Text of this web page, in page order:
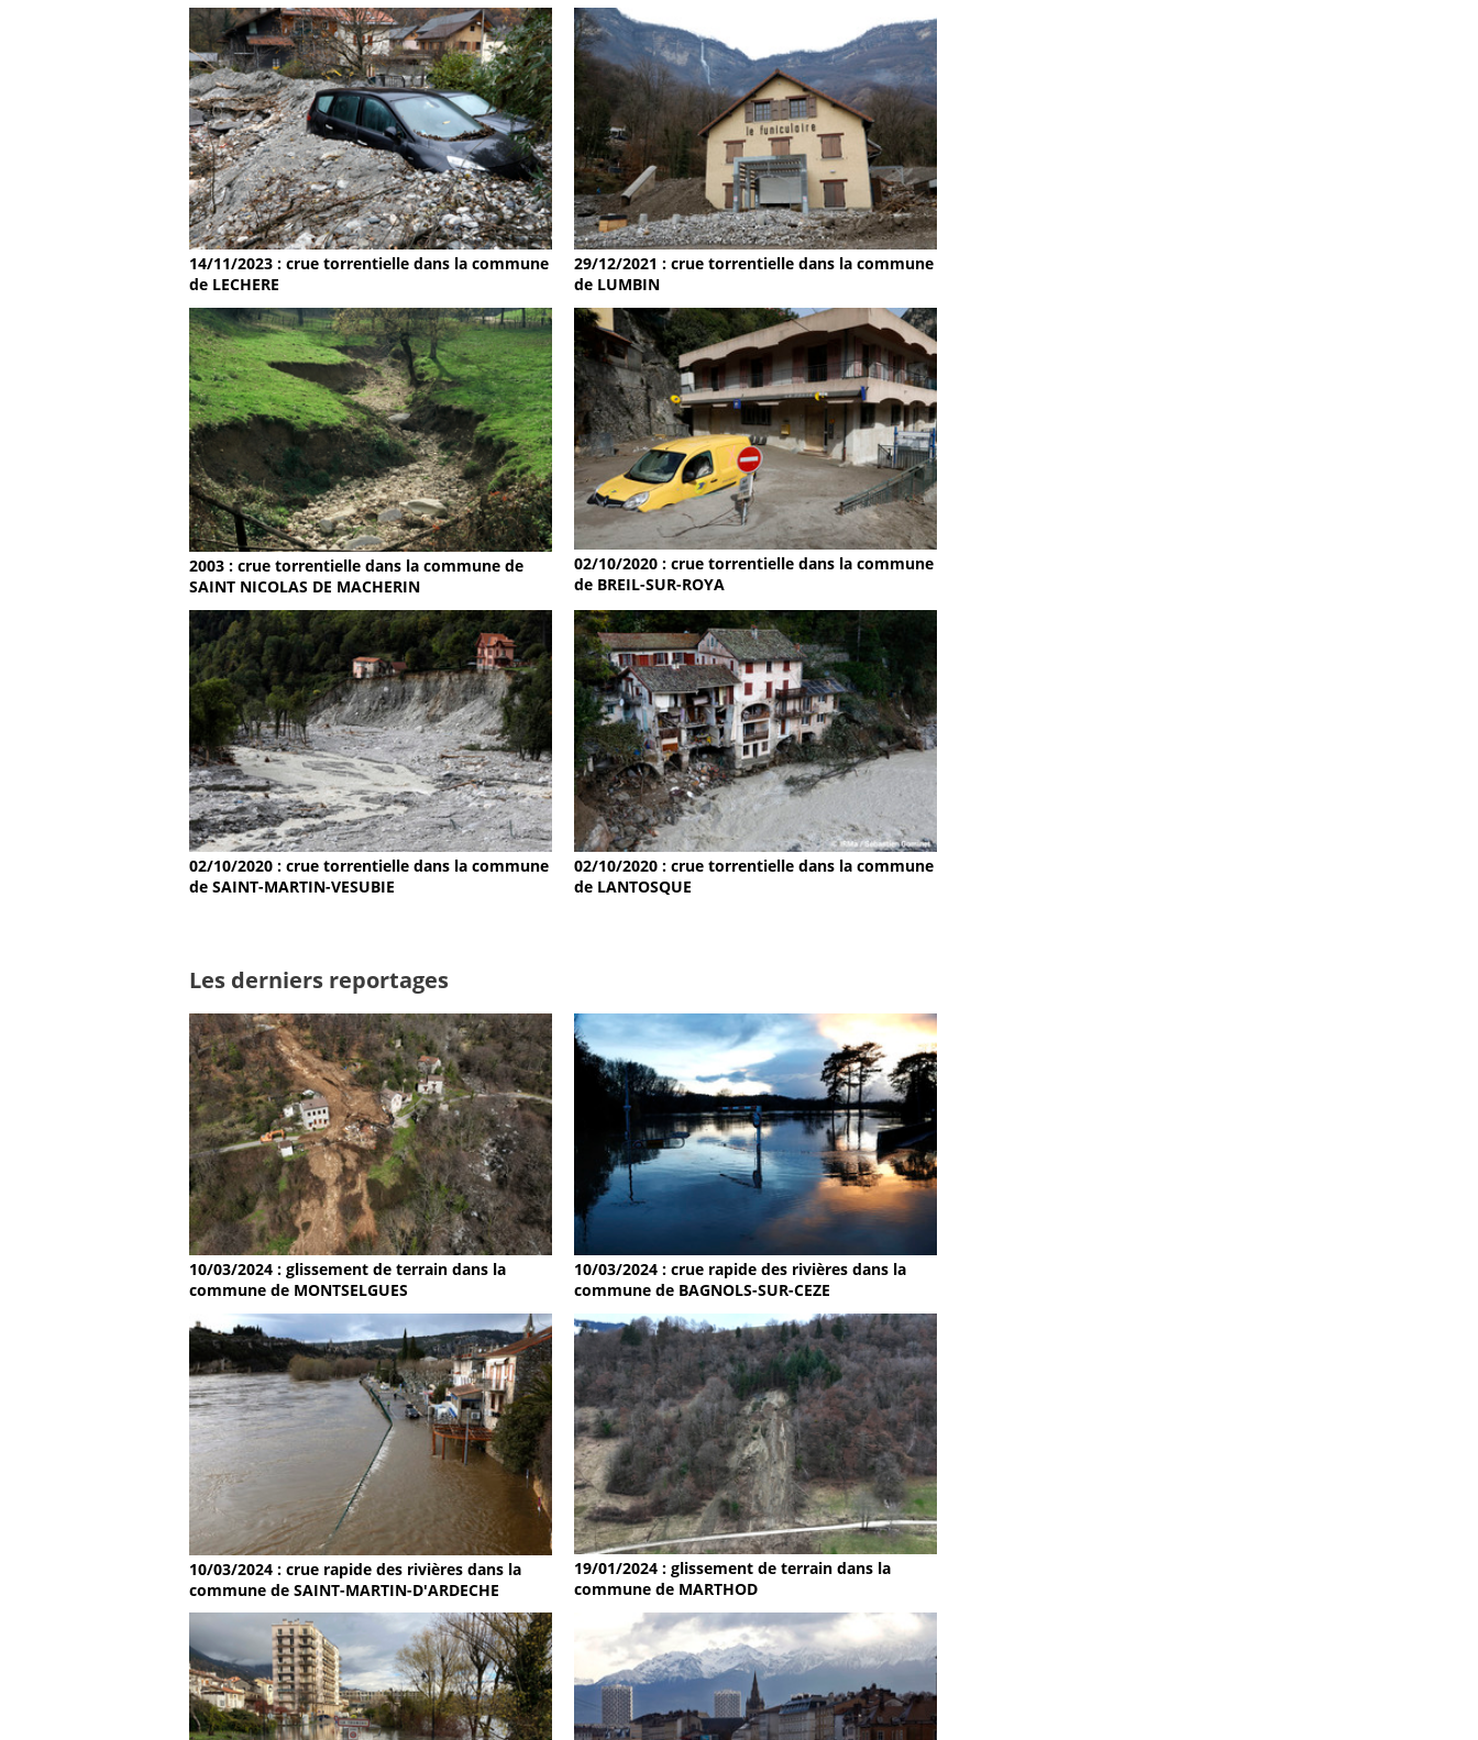
14/11/2023 : crue torrentielle dans la commune
de LECHERE
29/12/2021 : crue torrentielle dans la commune
de LUMBIN
2003 : crue torrentielle dans la commune de
SAINT NICOLAS DE MACHERIN
02/10/2020 : crue torrentielle dans la commune
de BREIL-SUR-ROYA
02/10/2020 : crue torrentielle dans la commune
de SAINT-MARTIN-VESUBIE
02/10/2020 : crue torrentielle dans la commune
de LANTOSQUE
Les derniers reportages
10/03/2024 : glissement de terrain dans la
commune de MONTSELGUES
10/03/2024 : crue rapide des rivières dans la
commune de BAGNOLS-SUR-CEZE
10/03/2024 : crue rapide des rivières dans la
commune de SAINT-MARTIN-D'ARDECHE
19/01/2024 : glissement de terrain dans la
commune de MARTHOD